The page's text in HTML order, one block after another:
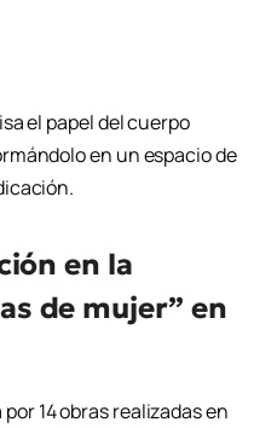
el papel del cuerpo
en un espacio de
en la
de mujer” en
14 obras realizadas en